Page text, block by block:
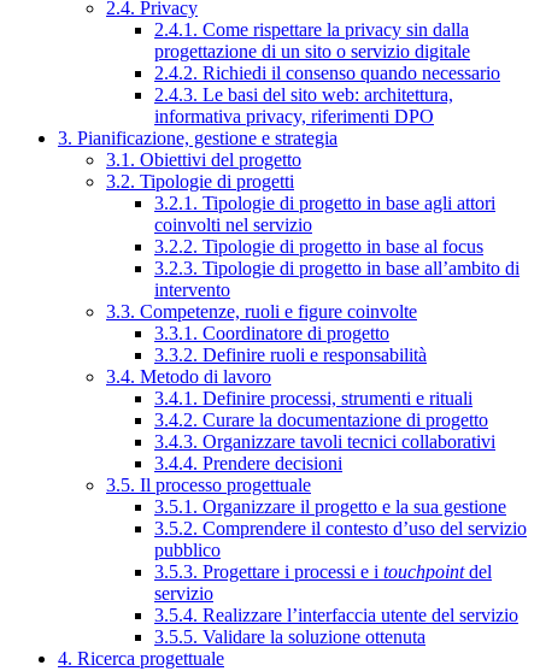
2.4. Privacy
2.4.1. Come rispettare la privacy sin dalla
progettazione di un sito o servizio digitale
2.4.2. Richiedi il consenso quando necessario
2.4.3. Le basi del sito web: architettura,
informativa privacy, riferimenti DPO
3. Pianificazione, gestione e strategia
3.1. Obiettivi del progetto
3.2. Tipologie di progetti
3.2.1. Tipologie di progetto in base agli attori
coinvolti nel servizio
3.2.2. Tipologie di progetto in base al focus
3.2.3. Tipologie di progetto in base all’ambito di
intervento
3.3. Competenze, ruoli e figure coinvolte
3.3.1. Coordinatore di progetto
3.3.2. Definire ruoli e responsabilità
3.4. Metodo di lavoro
3.4.1. Definire processi, strumenti e rituali
3.4.2. Curare la documentazione di progetto
3.4.3. Organizzare tavoli tecnici collaborativi
3.4.4. Prendere decisioni
3.5. Il processo progettuale
3.5.1. Organizzare il progetto e la sua gestione
3.5.2. Comprendere il contesto d’uso del servizio
pubblico
3.5.3. Progettare i processi e i touchpointdel
servizio
3.5.4. Realizzare l’interfaccia utente del servizio
3.5.5. Validare la soluzione ottenuta
4. Ricerca progettuale